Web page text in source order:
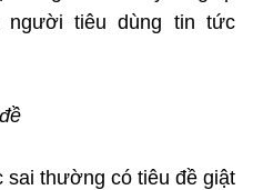
người tiêu dùng tin tức
sai thường có tiêu đề giật